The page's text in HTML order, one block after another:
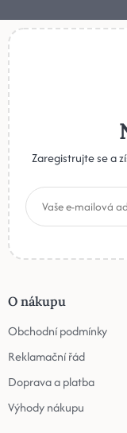
Zaregistrujte se a
O nákupu
Obchodní podmínky
Reklamační řád
Doprava a platba
Výhody nákupu